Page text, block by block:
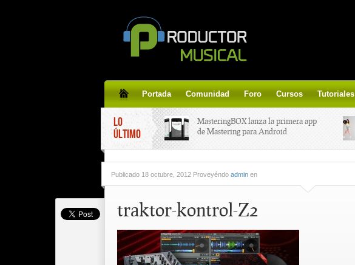
Portada Comunidad Foro Cursos Tutoriales
LO
ÚLTIMO
MasteringBOX lanza la primera app
de Mastering para Android
line gratis!
Korg lanza SDD-3000, el nuevo
Tutorial de CLA Effects, aprende a
aplicar efectos a tus voces.
Publicado 18 octubre, 2012 Proveyéndo admin en
traktor-kontrol-Z2